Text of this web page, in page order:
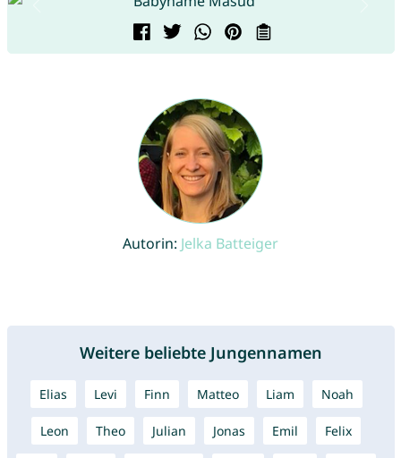
Autorin: Jelka Batteiger
Weitere beliebte Jungennamen
Elias Levi Finn Matteo Liam Noah
Leon Theo Julian Jonas Emil Felix